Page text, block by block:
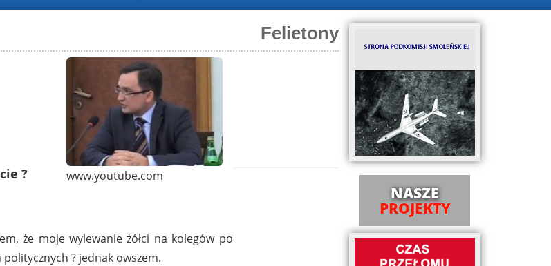
Felietony
?
www.youtube.com
że moje wylewanie żółci na kolegów po
? jednak owszem.
NASZE
PROJEKTY